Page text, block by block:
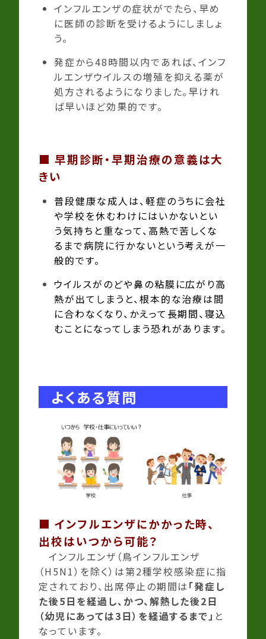
インフルエンザの症状がでたら、早め
に医師の診断を受けるようにしましょ
う。
発症から48時間以内であれば、インフ
ルエンザウイルスの増殖を抑える薬が
処方されるようになりました。早けれ
ば早いほど効果的です。
■ 早期診断・早期治療の意義は大
きい
普段健康な成人は、軽症のうちに会社
や学校を休むわけにはいかないとい
う気持ちと重なって、高熱で苦しくな
るまで病院に行かないという考えが一
般的です。
ウイルスがのどや鼻の粘膜に広がり高
熱が出てしまうと、根本的な治療は間
に合わなくなり、かえって長期間、寝込
むことになってしまう恐れがあります。
よくある質問
■ インフルエンザにかかった時、
出校はいつから可能？
インフルエンザ（鳥インフルエンザ
（H5N1）を除く）は第2種学校感染症に指
定されており、出席停止の期間は 「発症し
た後5日を経過し、かつ、解熱した後2日
（幼児にあっては3日）を経過するまで」 と
なっています。